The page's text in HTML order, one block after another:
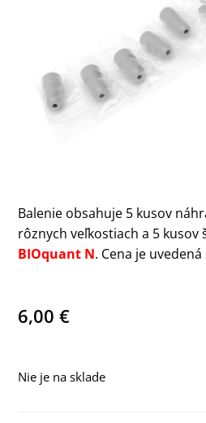
Balenie obsahuje 5 kusov
rôznych veľkostiach a 5 kusov
BIOquant N. Cena je
6,00€
Nie je na sklade